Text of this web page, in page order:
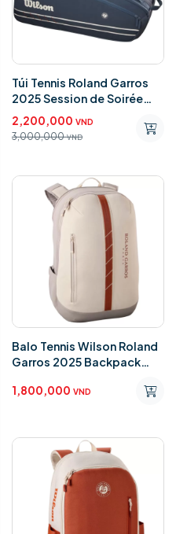
Túi Tennis Roland Garros
2025 Session de Soirée
Super Tour 15 Pack Dark
Navy
2,200,000 VND
3,000,000 VND
Balo Tennis Wilson Roland
Garros 2025 Backpack
WR8042701001​​​​​​​
1,800,000 VND